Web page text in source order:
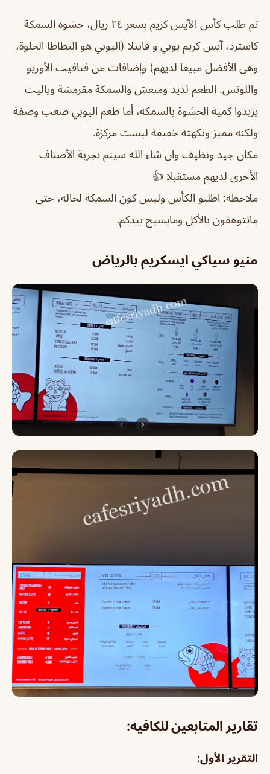
تم طلب كأس الآيس كريم بسعر ٢٤ ريال، حشوة السمكة
كاسترد، آيس كريم يوبي و فانيلا (اليوبي هو البطاطا الحلوة،
وهي الأفضل مبيعا لديهم) وإضافات من فتافيت الأوريو
واللوتس. الطعم لذيذ ومنعش والسمكة مقرمشة وياليت
يزيدوا كمية الحشوة بالسمكة، أما طعم اليوبي صعب وصفة
ولكنه مميز ونكهته خفيفة ليست مركزة.
مكان جيد ونظيف وان شاء الله سيتم تجربة الأصناف
الأخرى لديهم مستقبلا 👍
ملاحظة: اطلبو الكأس وليس كون السمكة لحاله، حتى
ماتتوهقون بالأكل ومايسيح بيدكم.
منيو سياكي ايسكريم بالرياض
تقارير المتابعين للكافيه:
التقرير الأول: